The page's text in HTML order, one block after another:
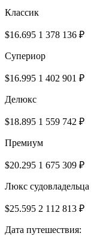
Классик
$16.695 1 378 136 ₽
Супериор
$16.995 1 402 901 ₽
Делюкс
$18.895 1 559 742 ₽
Премиум
$20.295 1 675 309 ₽
Люкс судовладельца
$25.595 2 112 813 ₽
Дата путешествия: